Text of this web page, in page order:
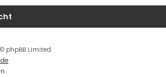
phpBB Limited